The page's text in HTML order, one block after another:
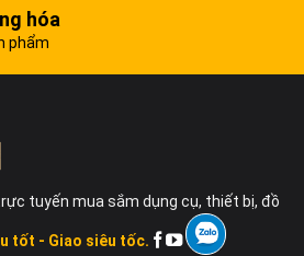
hóa
phẩm
tuyến mua sắm dụng cụ, thiết bị, đồ
tốt - Giao siêu tốc.